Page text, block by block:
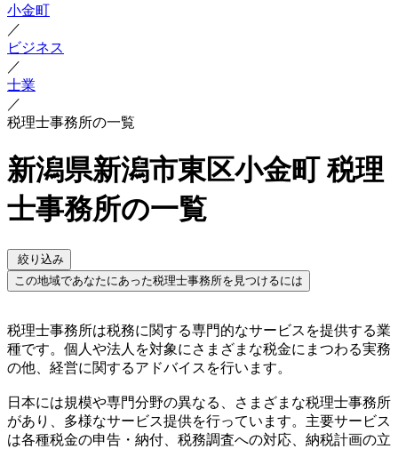
小金町
／
ビジネス
／
士業
／
税理士事務所の一覧
新潟県新潟市東区小金町 税理
士事務所の一覧
絞り込み
この地域であなたにあった税理士事務所を見つけるには
税理士事務所は税務に関する専門的なサービスを提供する業
種です。個人や法人を対象にさまざまな税金にまつわる実務
の他、経営に関するアドバイスを行います。
日本には規模や専門分野の異なる、さまざまな税理士事務所
があり、多様なサービス提供を行っています。主要サービス
は各種税金の申告・納付、税務調査への対応、納税計画の立